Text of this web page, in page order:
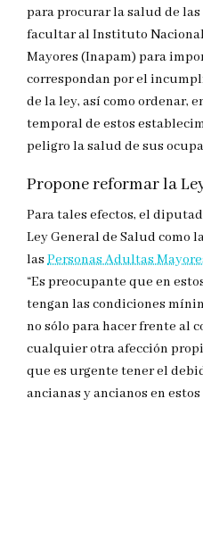
para procurar la salud de
facultar al Instituto
Mayores (Inapam) para
correspondan por el
de la ley, así como ordenar,
temporal de estos
peligro la salud de sus
Propone reformar la
Para tales efectos, el
Ley General de Salud como
las Personas Adultas
“Es preocupante que en
tengan las condiciones
no sólo para hacer frente al
cualquier otra afección
que es urgente tener el
ancianas y ancianos en